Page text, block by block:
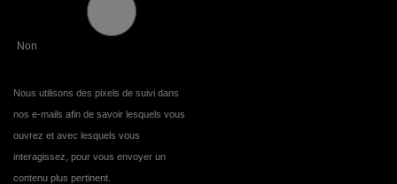
Non
Nous utilisons des pixels de suivi dans
nos e-mails afin de savoir lesquels vous
ouvrez et avec lesquels vous
interagissez, pour vous envoyer un
contenu plus pertinent.